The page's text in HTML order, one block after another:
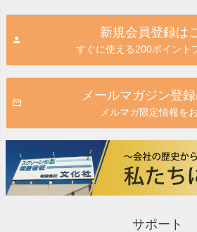
新規会員登録は
すぐに使える200ポイント
メールマガジン登
メルマガ限定情報を
サポート